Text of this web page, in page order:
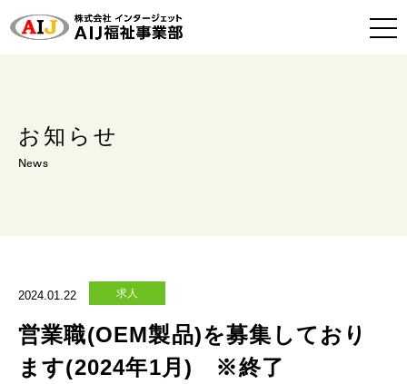
お知らせ
News
2024.01.22 求人
営業職(OEM製品)を募集しており
ます(2024年1月) ※終了